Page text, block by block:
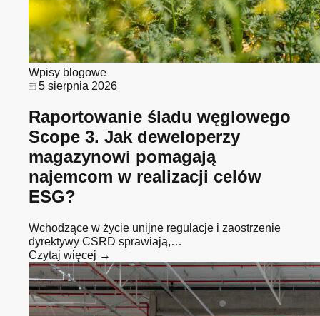
Wpisy blogowe
5 sierpnia 2026
Raportowanie śladu węglowego
Scope 3. Jak deweloperzy
magazynowi pomagają
najemcom w realizacji celów
ESG?
Wchodzące w życie unijne regulacje i zaostrzenie
dyrektywy CSRD sprawiają,…
Czytaj więcej →